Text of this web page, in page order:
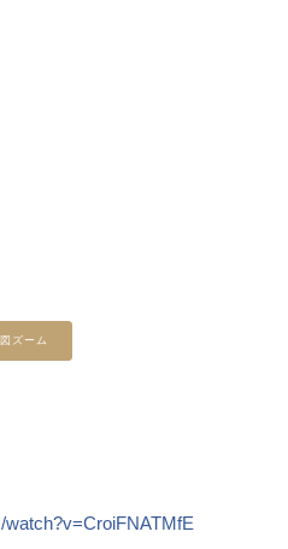
ズーム